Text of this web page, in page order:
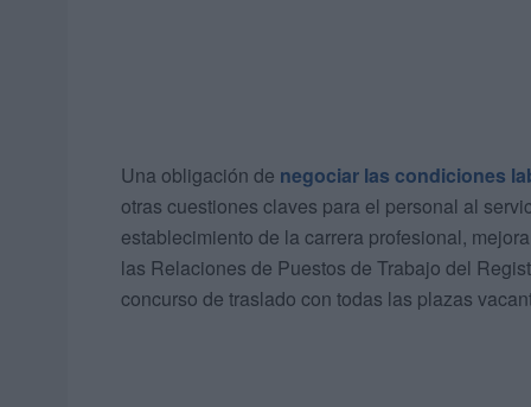
Una obligación de negociar las condiciones
otras cuestiones claves para el personal al
establecimiento de la carrera profesional,
las Relaciones de Puestos de Trabajo del
concurso de traslado con todas las plazas